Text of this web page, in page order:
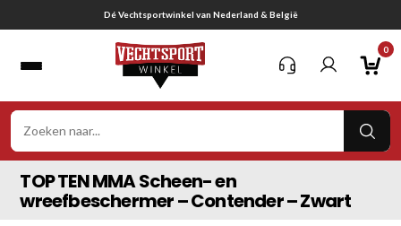
naar
Gratis verzending vanaf € 75,-
0
TOP TEN MMA Scheen- en
wreefbeschermer – Contender – Zwart